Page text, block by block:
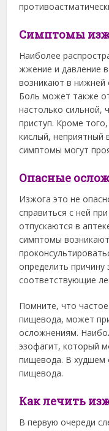
Симптомы
Наиболее
жжение и давление
возникают в нижней
Боль может также
настолько сильной,
приступ. Кроме
кислый, неприятный
симптомы могут
Опасные
Изжога это не
справиться с ней
отпускаются в
симптомы
определить
соответствующие
Помните, что
пищевода, может
осложнениям.
эзофагит, который
пищевода. В худшем
пищевода.
Как лечить
В первую очереди